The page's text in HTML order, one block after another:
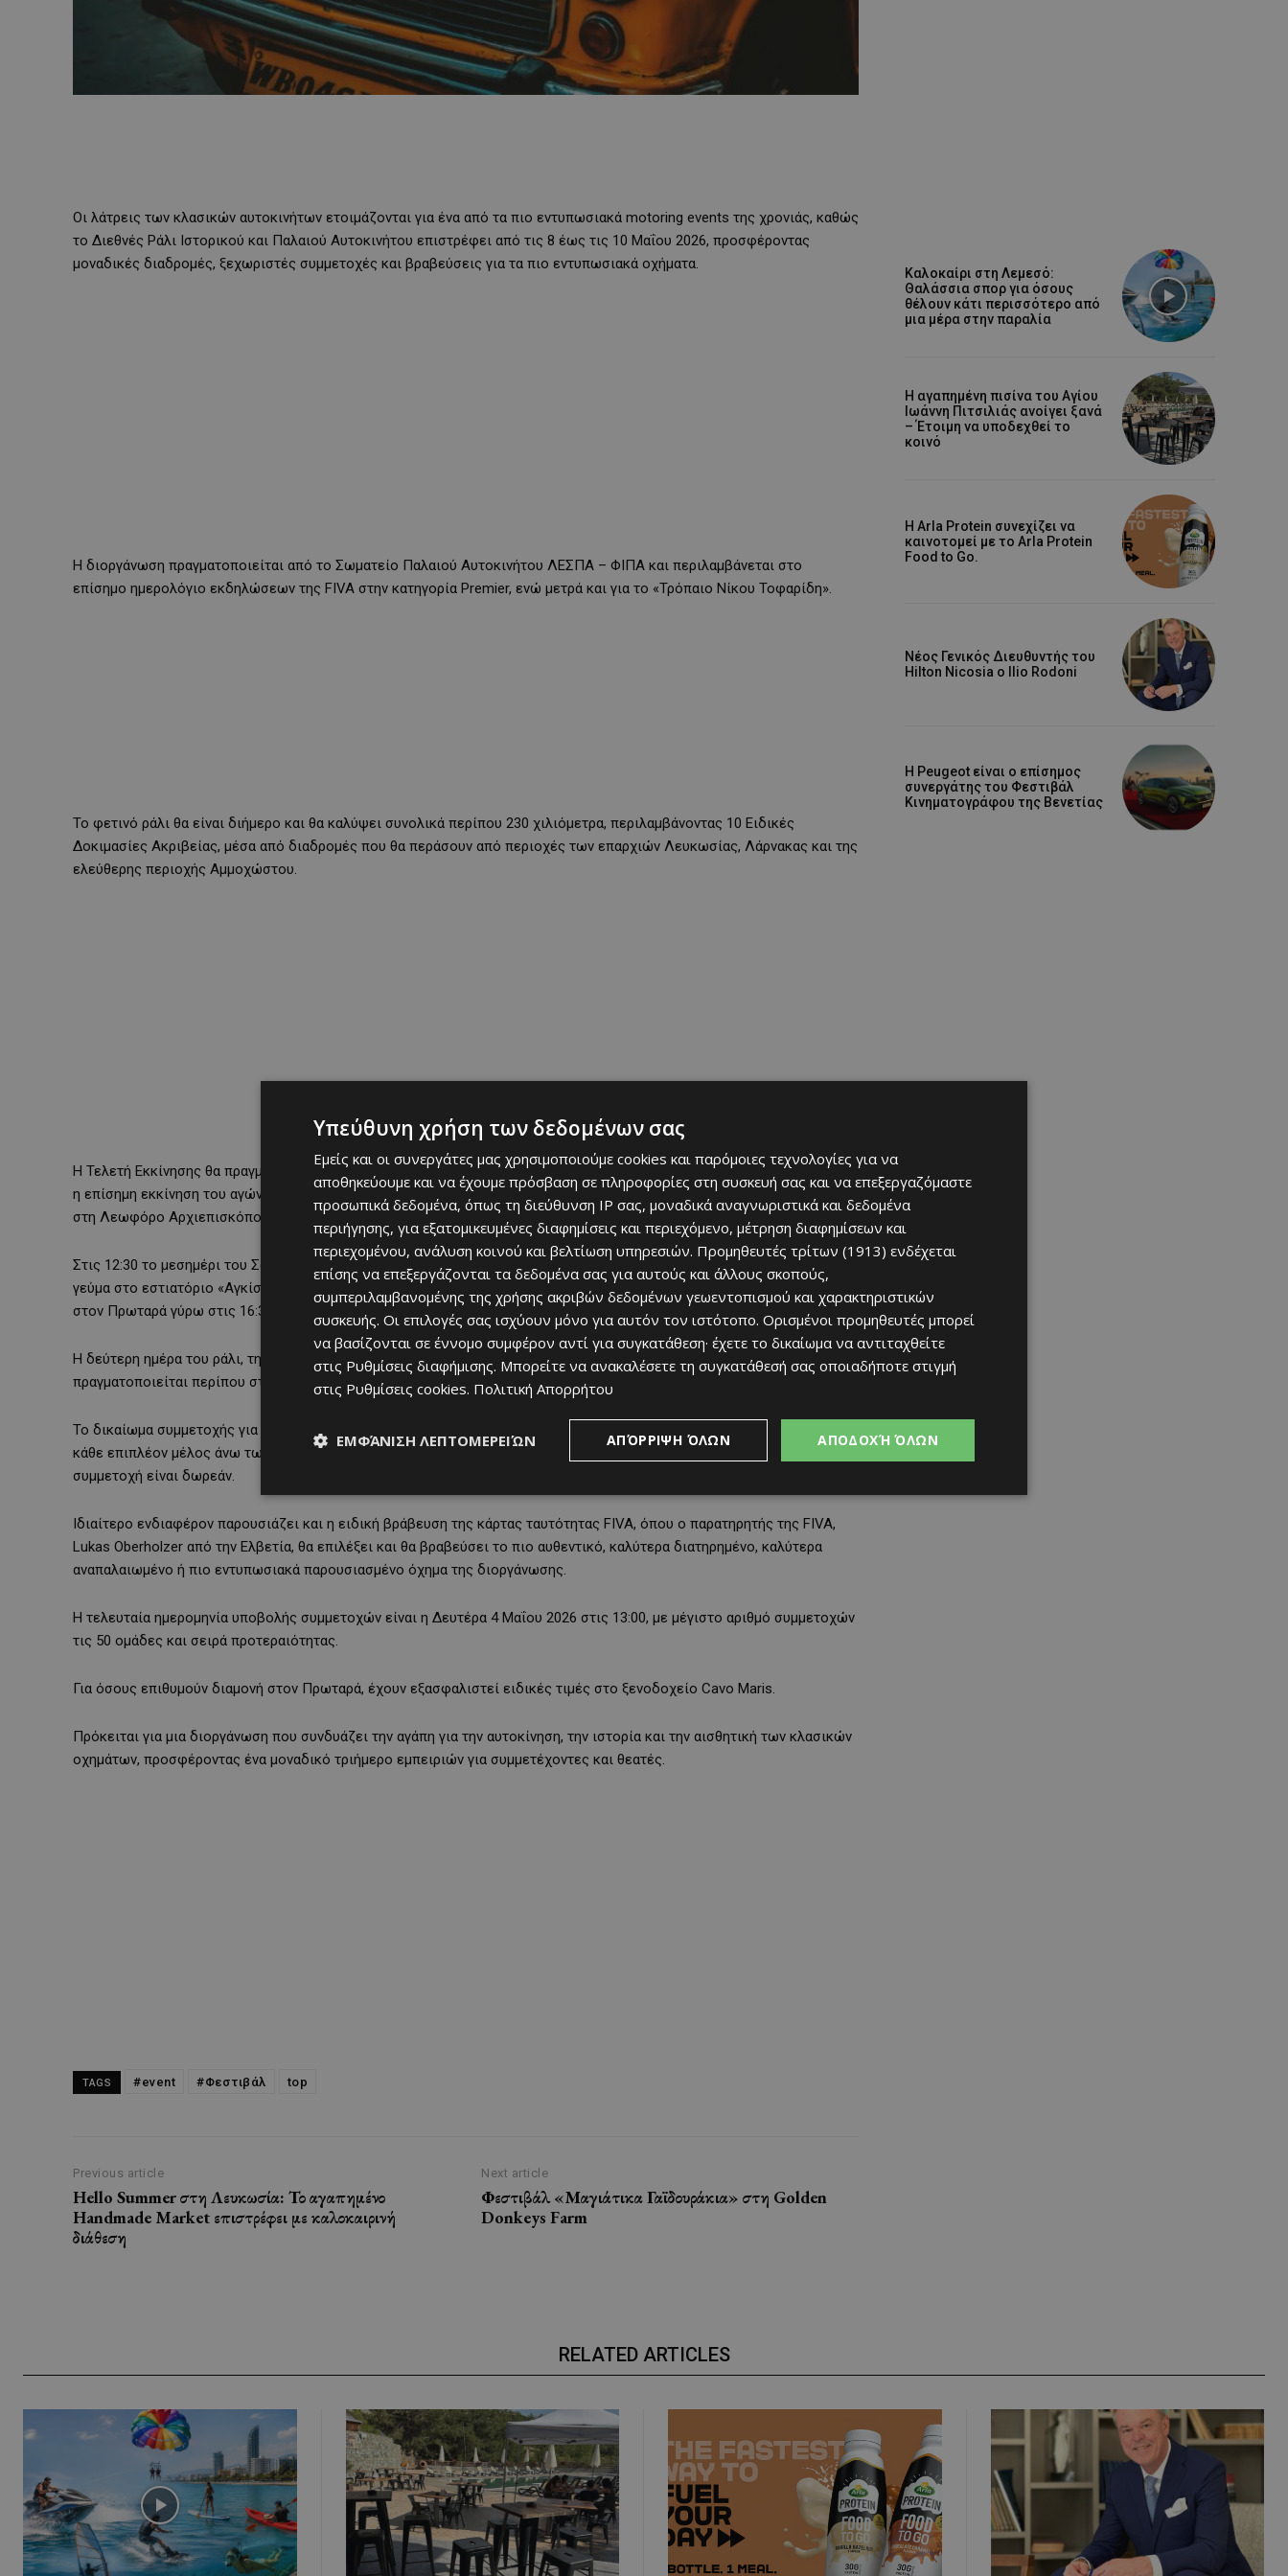
Οι λάτρεις των κλασικών αυτοκινήτων ετοιμάζονται για ένα από τα πιο εντυπωσιακά motoring events της χρονιάς, καθώς
το Διεθνές Ράλι Ιστορικού και Παλαιού Αυτοκινήτου επιστρέφει από τις 8 έως τις 10 Μαΐου 2026, προσφέροντας
μοναδικές διαδρομές, ξεχωριστές συμμετοχές και βραβεύσεις για τα πιο εντυπωσιακά οχήματα.
Η διοργάνωση πραγματοποιείται από το Σωματείο Παλαιού Αυτοκινήτου ΛΕΣΠΑ – ΦΙΠΑ και περιλαμβάνεται στο
επίσημο ημερολόγιο εκδηλώσεων της FIVA στην κατηγορία Premier, ενώ μετρά και για το «Τρόπαιο Νίκου Τοφαρίδη».
Το φετινό ράλι θα είναι διήμερο και θα καλύψει συνολικά περίπου 230 χιλιόμετρα, περιλαμβάνοντας 10 Ειδικές
Δοκιμασίες Ακριβείας, μέσα από διαδρομές που θα περάσουν από περιοχές των επαρχιών Λευκωσίας, Λάρνακας και της
ελεύθερης περιοχής Αμμοχώστου.
Η Τελετή Εκκίνησης θα πραγματοποιηθεί την Παρασκευή 8 Μαΐου στις 18:00 στην Πλατεία Σπυριδάκη στη Λευκωσία, ενώ
η επίσημη εκκίνηση του αγώνα θα δοθεί το Σάββατο 9 Μαΐου στις 09:30 από τον χώρο στάθμευσης Ιορδάνου (ΚΤΙΜΑΚΟ)
στη Λεωφόρο Αρχιεπισκόπου Μακαρίου ΙΙΙ.
Στις 12:30 το μεσημέρι του Σαββάτου, οι συμμετέχοντες θα κάνουν στάση ανασυγκρότησης στη Μαρίνα Λάρνακας για
γεύμα στο εστιατόριο «Αγκίστρι», ενώ το πρώτο σκέλος της διαδρομής θα ολοκληρωθεί στο ξενοδοχείο Cavo Maris
στον Πρωταρά γύρω στις 16:30.
Η δεύτερη ημέρα του ράλι, την Κυριακή 10 Μαΐου, θα ξεκινήσει στις 10:00 από το ίδιο ξενοδοχείο, με τον τερματισμό να
πραγματοποιείται περίπου στις 13:00, ακολουθούμενο από την απονομή των επάθλων στις 13:30 και γεύμα στις 14:00.
Το δικαίωμα συμμετοχής για διμελές πλήρωμα έχει οριστεί στα €80 και περιλαμβάνει το γεύμα της απονομής, ενώ για
κάθε επιπλέον μέλος άνω των 12 ετών το κόστος είναι €25. Για οχήματα που έχουν κατασκευαστεί πριν το 1945, η
συμμετοχή είναι δωρεάν.
Ιδιαίτερο ενδιαφέρον παρουσιάζει και η ειδική βράβευση της κάρτας ταυτότητας FIVA, όπου ο παρατηρητής της FIVA,
Lukas Oberholzer από την Ελβετία, θα επιλέξει και θα βραβεύσει το πιο αυθεντικό, καλύτερα διατηρημένο, καλύτερα
αναπαλαιωμένο ή πιο εντυπωσιακά παρουσιασμένο όχημα της διοργάνωσης.
Η τελευταία ημερομηνία υποβολής συμμετοχών είναι η Δευτέρα 4 Μαΐου 2026 στις 13:00, με μέγιστο αριθμό συμμετοχών
τις 50 ομάδες και σειρά προτεραιότητας.
Για όσους επιθυμούν διαμονή στον Πρωταρά, έχουν εξασφαλιστεί ειδικές τιμές στο ξενοδοχείο Cavo Maris.
Πρόκειται για μια διοργάνωση που συνδυάζει την αγάπη για την αυτοκίνηση, την ιστορία και την αισθητική των κλασικών
οχημάτων, προσφέροντας ένα μοναδικό τριήμερο εμπειριών για συμμετέχοντες και θεατές.
TAGS #event #Φεστιβάλ top
Previous article
Hello Summer στη Λευκωσία: Το αγαπημένο
Handmade Market επιστρέφει με καλοκαιρινή
διάθεση
Next article
Φεστιβάλ «Μαγιάτικα Γαϊδουράκια» στη Golden
Donkeys Farm
Καλοκαίρι στη Λεμεσό:
Θαλάσσια σπορ για όσους
θέλουν κάτι περισσότερο από
μια μέρα στην παραλία
Η αγαπημένη πισίνα του Αγίου
Ιωάννη Πιτσιλιάς ανοίγει ξανά
– Έτοιμη να υποδεχθεί το
κοινό
Η Arla Protein συνεχίζει να
καινοτομεί με το Arla Protein
Food to Go.
Νέος Γενικός Διευθυντής του
Hilton Nicosia ο Ilio Rodoni
Η Peugeot είναι ο επίσημος
συνεργάτης του Φεστιβάλ
Κινηματογράφου της Βενετίας
RELATED ARTICLES
Υπεύθυνη χρήση των δεδομένων σας
Εμείς και οι συνεργάτες μας χρησιμοποιούμε cookies και παρόμοιες τεχνολογίες για να
αποθηκεύουμε και να έχουμε πρόσβαση σε πληροφορίες στη συσκευή σας και να επεξεργαζόμαστε
προσωπικά δεδομένα, όπως τη διεύθυνση IP σας, μοναδικά αναγνωριστικά και δεδομένα
περιήγησης, για εξατομικευμένες διαφημίσεις και περιεχόμενο, μέτρηση διαφημίσεων και
περιεχομένου, ανάλυση κοινού και βελτίωση υπηρεσιών. Προμηθευτές τρίτων (1913) ενδέχεται
επίσης να επεξεργάζονται τα δεδομένα σας για αυτούς και άλλους σκοπούς,
συμπεριλαμβανομένης της χρήσης ακριβών δεδομένων γεωεντοπισμού και χαρακτηριστικών
συσκευής. Οι επιλογές σας ισχύουν μόνο για αυτόν τον ιστότοπο. Ορισμένοι προμηθευτές μπορεί
να βασίζονται σε έννομο συμφέρον αντί για συγκατάθεση· έχετε το δικαίωμα να αντιταχθείτε
στις Ρυθμίσεις διαφήμισης. Μπορείτε να ανακαλέσετε τη συγκατάθεσή σας οποιαδήποτε στιγμή
στις Ρυθμίσεις cookies. Πολιτική Απορρήτου
ΑΠΟΔΟΧΉ ΌΛΩΝ
ΑΠΌΡΡΙΨΗ ΌΛΩΝ
ΕΜΦΆΝΙΣΗ ΛΕΠΤΟΜΕΡΕΙΏΝ